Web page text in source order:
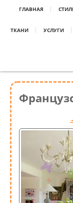
ГЛАВНАЯ
ТКАНИ УСЛУГИ